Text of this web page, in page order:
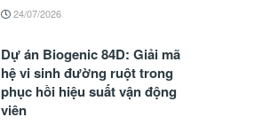
24/07/2026
Dự án Biogenic 84D: Giải mã
hệ vi sinh đường ruột trong
phục hồi hiệu suất vận động
viên